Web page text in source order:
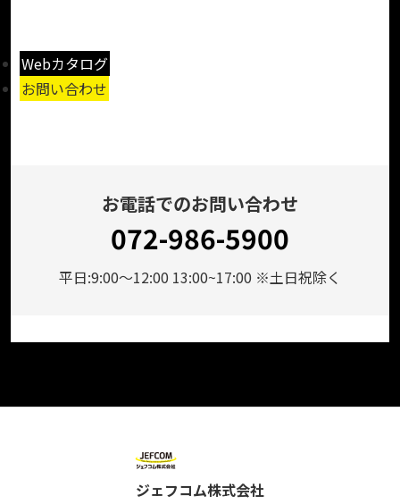
Webカタログ
お問い合わせ
お電話でのお問い合わせ
072-986-5900
平日:9:00～12:00 13:00~17:00 ※土日祝除く
ジェフコム株式会社